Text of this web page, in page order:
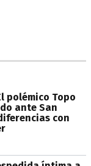
polémico Topo
ante San
con